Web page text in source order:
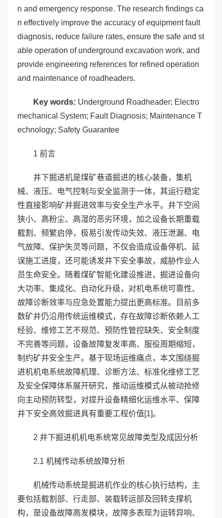
n and emergency response. The research findings ca
n effectively improve the accuracy of equipment fault
diagnosis, reduce failure rates, ensure the safe and st
able operation of underground excavation work, and
provide engineering references for refined operation
and maintenance of roadheaders.
Key words: Underground Roadheader; Electro
mechanical System; Fault Diagnosis; Maintenance T
echnology; Safety Guarantee
1 前言
井下掘进机是煤矿巷道掘进的核心装备，集机
械、液压、电气控制与安全监测于一体，其运行稳定
性直接影响矿井掘进效率与安全生产水平。井下空间
狭小、高粉尘、高湿的恶劣环境，加之设备长期重载
截割、频繁启停，极易引发传动失效、液压泄漏、电
气故障、保护失灵等问题，不仅会造成设备停机、延
误施工进度，还可能诱发井下安全事故，威胁作业人
员生命安全。随着煤矿智能化建设推进，掘进设备向
大功率、集成化、自动化升级，对机电系统可靠性、
故障诊断效率与应急处置能力提出更高标准。目前多
数矿井仍沿用传统运维模式，存在故障诊断依赖人工
经验、维修工艺不规范、预防性管控缺失、安全制度
不完善等问题，设备故障复发率高、服役周期缩短，
制约矿井安全生产。基于现场运维痛点，本文围绕掘
进机机电系统故障机理、诊断方法、标准化维修工艺
及安全保障体系展开研究，推动运维模式从被动抢修
向主动预防转型，对提升设备精细化运维水平、保障
井下安全高效掘进具有重要工程价值[1]。
2 井下掘进机机电系统常见故障类型及成因分析
2.1 机械传动系统故障分析
机械传动系统是掘进机作业的核心执行结构，主
要包括截割部、行走部、装载转运部及回转支撑机
构，是设备故障高发模块，故障多表现为运转异响、